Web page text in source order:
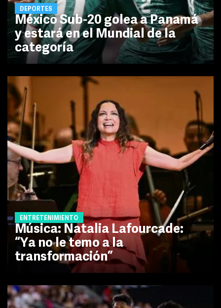
DEPORTES
México Sub-20 golea a Panamá
y estará en el Mundial de la
categoría
ENTRETENIMIENTO
Música: Natalia Lafourcade:
“Ya no le temo a la
transformación”